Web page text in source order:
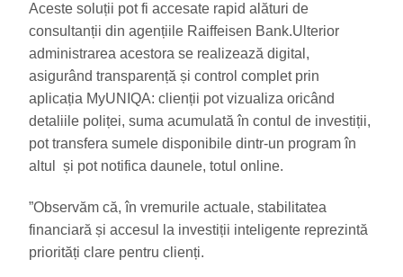
Aceste soluții pot fi accesate rapid alături de
consultanții din agențiile Raiffeisen Bank.Ulterior
administrarea acestora se realizează digital,
asigurând transparență și control complet prin
aplicația MyUNIQA: clienții pot vizualiza oricând
detaliile poliței, suma acumulată în contul de investiții,
pot transfera sumele disponibile dintr-un program în
altul și pot notifica daunele, totul online.
”Observăm că, în vremurile actuale, stabilitatea
financiară și accesul la investiții inteligente reprezintă
priorități clare pentru clienți.